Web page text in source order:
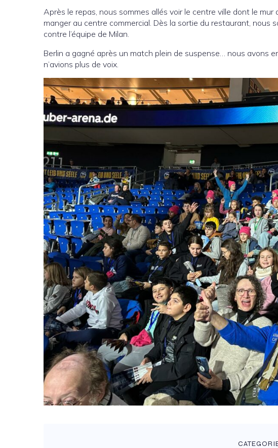
Après le repas, nous sommes allés voir le centre ville dont le
manger au centre commercial. Dès la sortie du restaurant, nous
contre l’équipe de Milan.
Berlin a gagné après un match plein de suspense… nous avons
n’avions plus de voix.